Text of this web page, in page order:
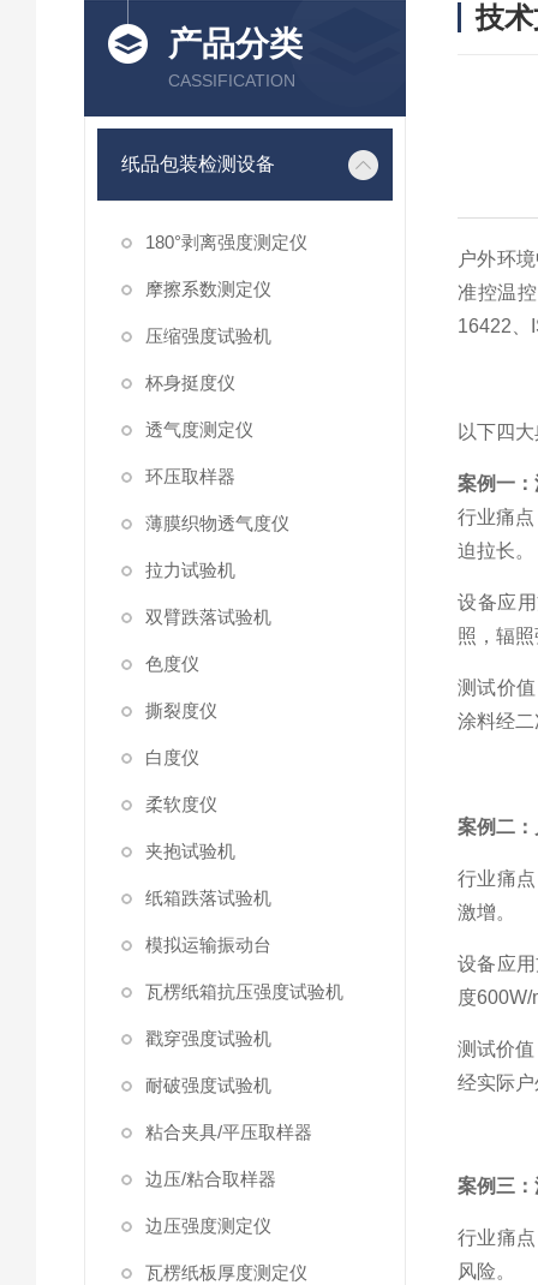
产品分类
CASSIFICATION
纸品包装检测设备
180°剥离强度测定仪
摩擦系数测定仪
压缩强度试验机
杯身挺度仪
透气度测定仪
环压取样器
薄膜织物透气度仪
拉力试验机
双臂跌落试验机
色度仪
撕裂度仪
白度仪
柔软度仪
夹抱试验机
纸箱跌落试验机
模拟运输振动台
瓦楞纸箱抗压强度试验机
戳穿强度试验机
耐破强度试验机
粘合夹具/平压取样器
边压/粘合取样器
边压强度测定仪
瓦楞纸板厚度测定仪
技
户外环
准控温
16422、
以下四
案例一
行业痛
迫拉长。
设备应
照，辐
测试价
涂料经
案例二
行业痛
激增。
设备应
度
测试价
经实际
案例三
行业痛
风险。